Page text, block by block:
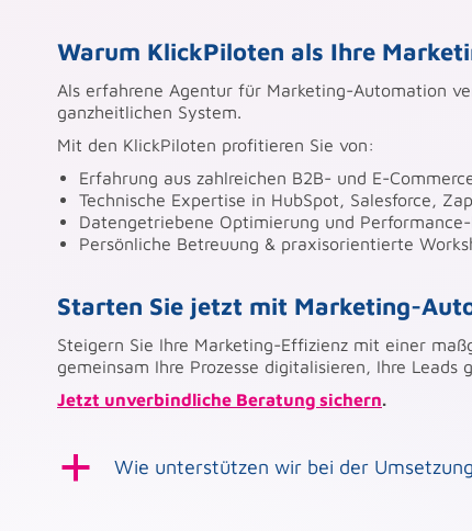
Warum KlickPiloten als Ihre
Als erfahrene Agentur für Marketing-Automation
ganzheitlichen System.
Mit den KlickPiloten profitieren Sie von:
Erfahrung aus zahlreichen B2B- und E-
Technische Expertise in HubSpot, Salesforce,
Datengetriebene Optimierung und Performance-
Persönliche Betreuung & praxisorientierte
Starten Sie jetzt mit Marketing-
Steigern Sie Ihre Marketing-Effizienz mit einer
gemeinsam Ihre Prozesse digitalisieren, Ihre
Jetzt unverbindliche Beratung sichern.
a Wie unterstützen wir bei der